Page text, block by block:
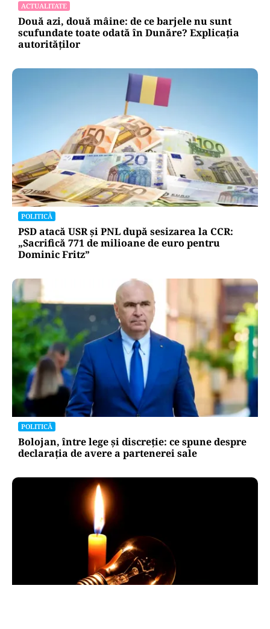
ACTUALITATE
Două azi, două mâine: de ce barjele nu sunt
scufundate toate odată în Dunăre? Explicația
autorităților
POLITICĂ
PSD atacă USR și PNL după sesizarea la CCR:
„Sacrifică 771 de milioane de euro pentru
Dominic Fritz”
POLITICĂ
Bolojan, între lege și discreție: ce spune despre
declarația de avere a partenerei sale